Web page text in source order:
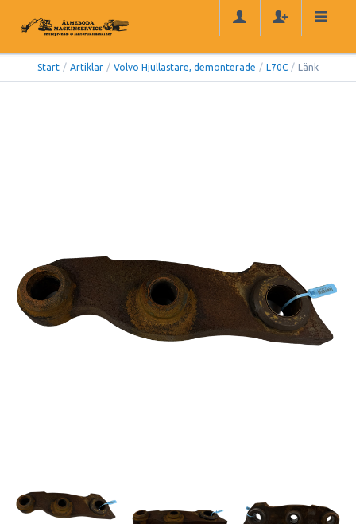
Start / Artiklar / Volvo Hjullastare, demonterade / L70C / Länk